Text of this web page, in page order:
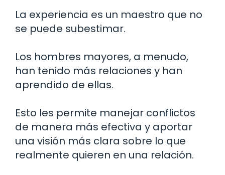
La experiencia es un maestro que no
se puede subestimar.
Los hombres mayores, a menudo,
han tenido más relaciones y han
aprendido de ellas.
Esto les permite manejar conflictos
de manera más efectiva y aportar
una visión más clara sobre lo que
realmente quieren en una relación.